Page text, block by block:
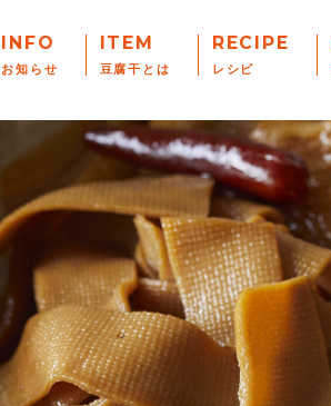
INFO
お知らせ
ITEM
豆腐干とは
RECIPE
レシピ